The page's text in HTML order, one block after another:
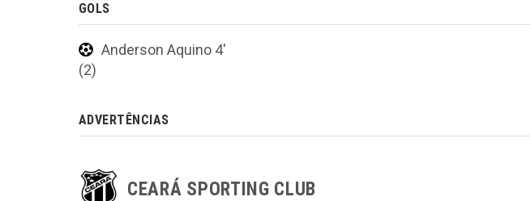
GOLS
Anderson Aquino 4'
(2)
ADVERTÊNCIAS
CEARÁ SPORTING CLUB